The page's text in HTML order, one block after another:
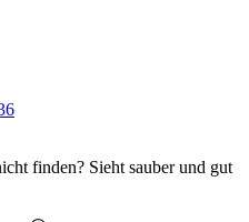
finden? Sieht sauber und gut